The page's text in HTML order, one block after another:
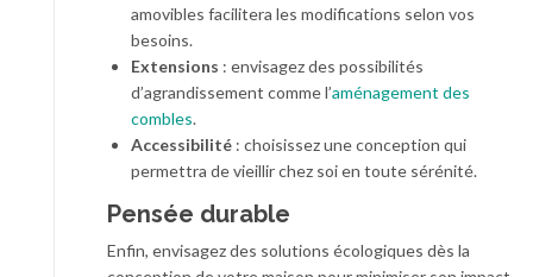
amovibles facilitera les modifications selon vos
besoins.
Extensions : envisagez des possibilités
d’agrandissement comme l’aménagement des
combles.
Accessibilité : choisissez une conception qui
permettra de vieillir chez soi en toute sérénité.
Pensée durable
Enfin, envisagez des solutions écologiques dès la